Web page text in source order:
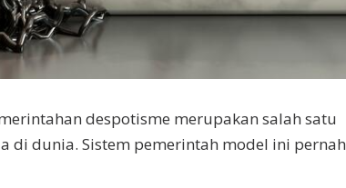
despotisme merupakan salah satu
di dunia. Sistem pemerintah model ini pernah